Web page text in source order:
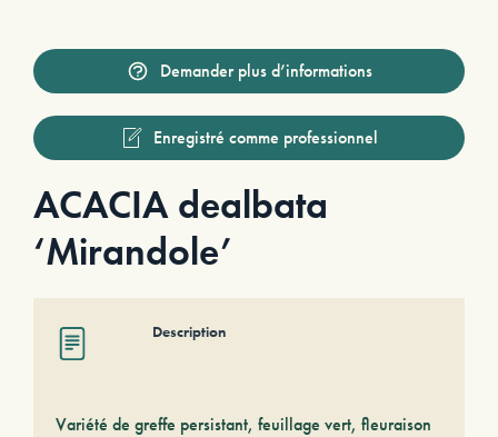
Demander plus d’informations
Enregistré comme professionnel
ACACIA dealbata
‘Mirandole’
Description
Variété de greffe persistant, feuillage vert, fleuraison